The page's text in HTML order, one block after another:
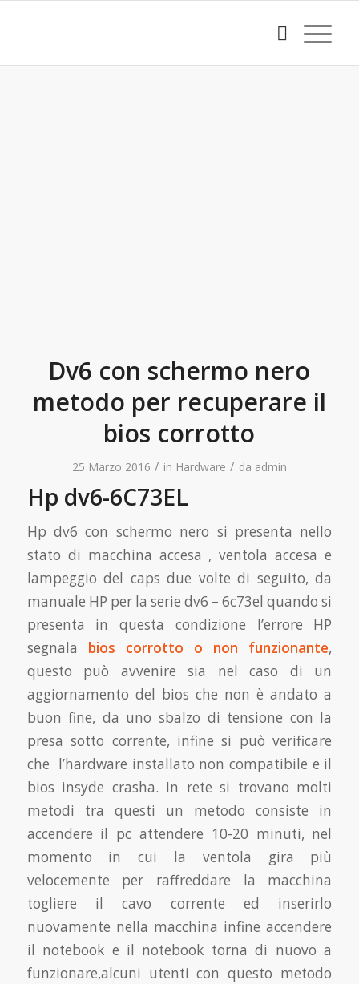
Dv6 con schermo nero
metodo per recuperare il
bios corrotto
25 Marzo 2016 / in Hardware / da admin
Hp dv6-6C73EL
Hp dv6 con schermo nero si presenta nello
stato di macchina accesa , ventola accesa e
lampeggio del caps due volte di seguito, da
manuale HP per la serie dv6 – 6c73el quando si
presenta in questa condizione l’errore HP
segnala bios corrotto o non funzionante,
questo può avvenire sia nel caso di un
aggiornamento del bios che non è andato a
buon fine, da uno sbalzo di tensione con la
presa sotto corrente, infine si può verificare
che l’hardware installato non compatibile e il
bios insyde crasha. In rete si trovano molti
metodi tra questi un metodo consiste in
accendere il pc attendere 10-20 minuti, nel
momento in cui la ventola gira più
velocemente per raffreddare la macchina
togliere il cavo corrente ed inserirlo
nuovamente nella macchina infine accendere
il notebook e il notebook torna di nuovo a
funzionare,alcuni utenti con questo metodo